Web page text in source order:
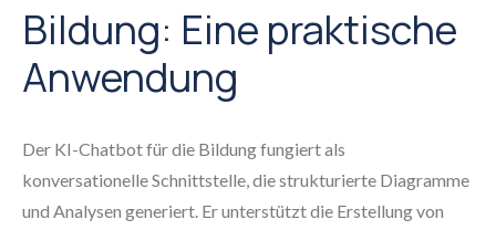
Bildung: Eine praktische
Anwendung
Der KI-Chatbot für die Bildung fungiert als
konversationelle Schnittstelle, die strukturierte Diagramme
und Analysen generiert. Er unterstützt die Erstellung von